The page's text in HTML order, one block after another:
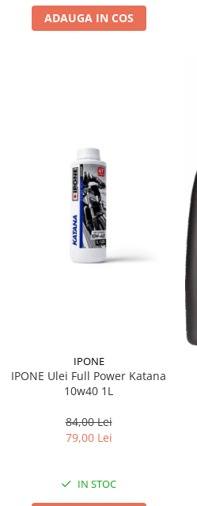
ADAUGA IN COS
IPONE
IPONE Ulei Full Power Katana
10w40 1L
84,00 Lei
79,00 Lei
IN STOC